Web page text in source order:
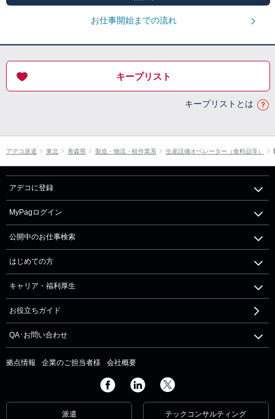
お仕事開始までの流れ
キープリスト
キープリストとは
アデコ派遣 東北 青森県 製造・物流・軽作業系 生産設備オペレーター（食料品等）
アデコに登録
MyPagログイン
公開中のお仕事検索
はじめての方
キャリア・福利厚生
お役立ちガイド
QA･お問い合わせ
拠点情報 企業のご担当者様 会社概要
派遣 テックコンサルティング